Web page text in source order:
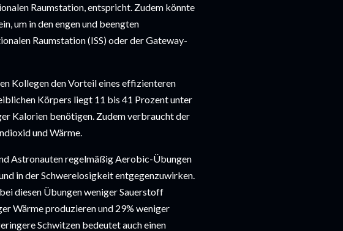
Raumstation, entspricht. Zudem könnte
um in den engen und beengten
Raumstation (ISS) oder der Gateway-
Kollegen den Vorteil eines effizienteren
Körpers liegt 11 bis 41 Prozent unter
Kalorien benötigen. Zudem verbraucht der
und Wärme.
Astronauten regelmäßig Aerobic-Übungen
in der Schwerelosigkeit entgegenzuwirken.
diesen Übungen weniger Sauerstoff
Wärme produzieren und 29% weniger
Schwitzen bedeutet auch einen